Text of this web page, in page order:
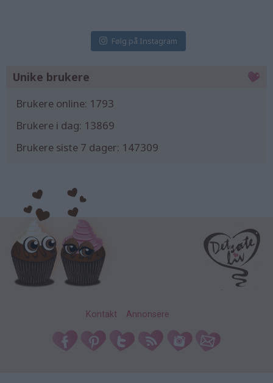
Følg på Instagram
Unike brukere
Brukere online: 1793
Brukere i dag: 13869
Brukere siste 7 dager: 147309
Kontakt Annonsere